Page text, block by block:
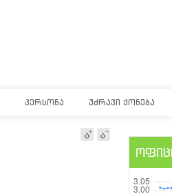
ᲞᲔᲠᲡᲝᲜᲐ ᲣᲫᲠᲐᲕᲘ ᲥᲝᲜᲔᲑᲐ